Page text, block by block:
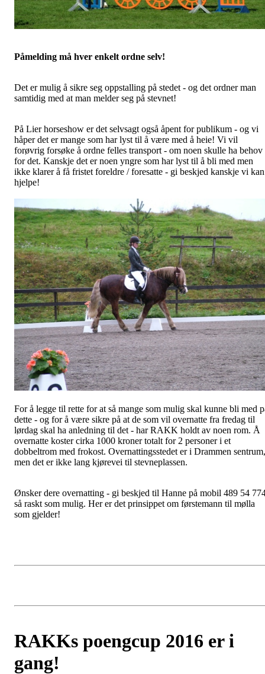
Påmelding må hver enkelt ordne selv!
Det er mulig å sikre seg oppstalling på stedet - og det ordner man
samtidig med at man melder seg på stevnet!
På Lier horseshow er det selvsagt også åpent for publikum - og vi
håper det er mange som har lyst til å være med å heie! Vi vil
forøvrig forsøke å ordne felles transport - om noen skulle ha behov
for det. Kanskje det er noen yngre som har lyst til å bli med men
ikke klarer å få fristet foreldre / foresatte - gi beskjed kanskje vi kan
hjelpe!
For å legge til rette for at så mange som mulig skal kunne bli med
dette - og for å være sikre på at de som vil overnatte fra fredag til
lørdag skal ha anledning til det - har RAKK holdt av noen rom. Å
overnatte koster cirka 1000 kroner totalt for 2 personer i et
dobbeltrom med frokost. Overnattingsstedet er i Drammen sentrum,
men det er ikke lang kjørevei til stevneplassen.
Ønsker dere overnatting - gi beskjed til Hanne på mobil 489 54
så raskt som mulig. Her er det prinsippet om førstemann til mølla
som gjelder!
RAKKs poengcup 2016 er i
gang!